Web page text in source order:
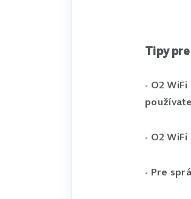
Tipy
- O2
- O2
- Pre